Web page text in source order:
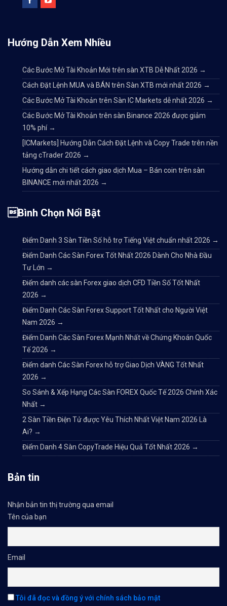
Hướng Dẫn Xem Nhiều
Các Bước Mở Tài Khoản Mới trên sàn XTB Dễ Nhất 2026 →
Cách Đặt Lệnh MUA và BÁN trên Sàn XTB mới nhất 2026 →
Các Bước Mở Tài Khoản trên Sàn IC Markets dễ nhất 2026 →
Các Bước Mở Tài Khoản trên sàn Binance 2026 được giảm
10% phí →
[ICMarkets] Hướng Dẫn Cách Đặt Lệnh và Copy Trade trên nền
tảng cTrader 2026 →
Hướng dẫn chi tiết cách giao dịch Mua – Bán coin trên sàn
BINANCE mới nhất 2026 →
Bình Chọn Nổi Bật
Điểm Danh 3 Sàn Tiền Số hỗ trợ Tiếng Việt chuẩn nhất 2026 →
Điểm Danh Các Sàn Forex Tốt Nhất 2026 Dành Cho Nhà Đầu
Tư Lớn →
Điểm danh các sàn Forex giao dịch CFD Tiền Số Tốt Nhất
2026 →
Điểm Danh Các Sàn Forex Support Tốt Nhất cho Người Việt
Nam 2026 →
Điểm Danh Các Sàn Forex Mạnh Nhất về Chứng Khoán Quốc
Tế 2026 →
Điểm danh Các Sàn Forex hỗ trợ Giao Dịch VÀNG Tốt Nhất
2026 →
So Sánh & Xếp Hạng Các Sàn FOREX Quốc Tế 2026 Chính Xác
Nhất →
2 Sàn Tiền Điện Tử được Yêu Thích Nhất Việt Nam 2026 Là
Ai? →
Điểm Danh 4 Sàn CopyTrade Hiệu Quả Tốt Nhất 2026 →
Bản tin
Nhận bản tin thị trường qua email
Tên của bạn
Email
Tôi đã đọc và đồng ý với chính sách bảo mật